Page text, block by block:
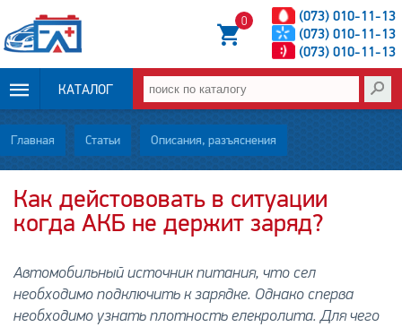
(073) 010-11-13
(073) 010-11-13
(073) 010-11-13
0
КАТАЛОГ
ОПЛАТА И
ДОСТАВКА
НОВОСТИ
О НАС
Главная Статьи Описания, разъяснения
Как дейстововать в ситуации
когда АКБ не держит заряд?
Автомобильный источник питания, что сел
необходимо подключить к зарядке. Однако сперва
необходимо узнать плотность елекролита. Для чего